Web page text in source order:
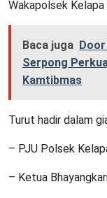
Wakapolsek
Baca juga
Serpong
Kamtibmas
Turut hadir dalam
– PJU Polsek
– Ketua